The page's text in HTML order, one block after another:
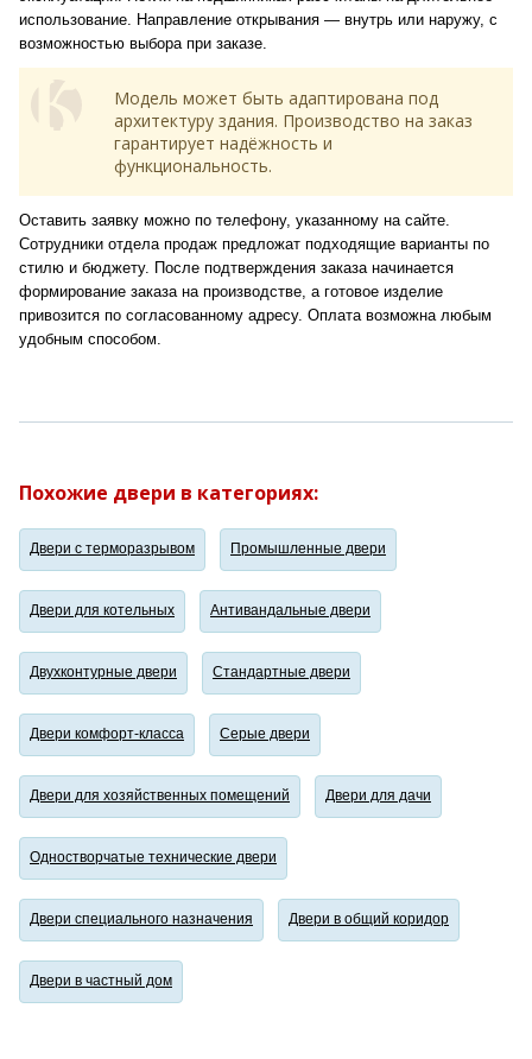
использование. Направление открывания — внутрь или наружу, с
возможностью выбора при заказе.
Модель может быть адаптирована под
архитектуру здания. Производство на заказ
гарантирует надёжность и
функциональность.
Оставить заявку можно по телефону, указанному на сайте.
Сотрудники отдела продаж предложат подходящие варианты по
стилю и бюджету. После подтверждения заказа начинается
формирование заказа на производстве, а готовое изделие
привозится по согласованному адресу. Оплата возможна любым
удобным способом.
Похожие двери в категориях:
Двери с терморазрывом Промышленные двери
Двери для котельных Антивандальные двери
Двухконтурные двери Стандартные двери
Двери комфорт-класса Серые двери
Двери для хозяйственных помещений Двери для дачи
Одностворчатые технические двери
Двери специального назначения Двери в общий коридор
Двери в частный дом